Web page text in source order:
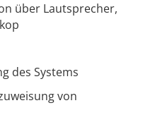
über Lautsprecher,
des Systems
von